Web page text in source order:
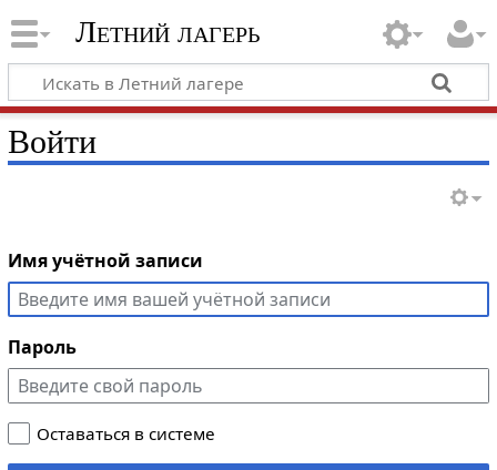
Летний лагерь
Войти
Имя учётной записи
Пароль
Оставаться в системе